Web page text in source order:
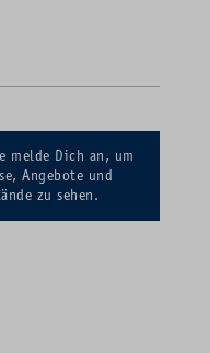
melde Dich an, um
Angebote und
zu sehen.